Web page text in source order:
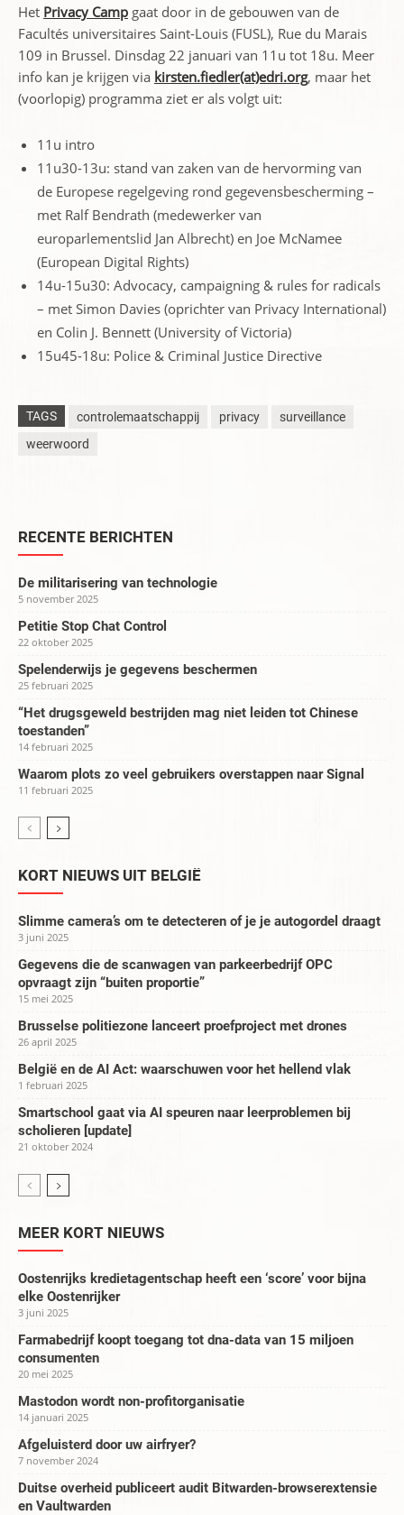
Het Privacy Camp gaat door in de gebouwen van de
Facultés universitaires Saint-Louis (FUSL), Rue du Marais
109 in Brussel. Dinsdag 22 januari van 11u tot 18u. Meer
info kan je krijgen via kirsten.fiedler(at)edri.org, maar het
(voorlopig) programma ziet er als volgt uit:
11u intro
11u30-13u: stand van zaken van de hervorming van
de Europese regelgeving rond gegevensbescherming –
met Ralf Bendrath (medewerker van
europarlementslid Jan Albrecht) en Joe McNamee
(European Digital Rights)
14u-15u30: Advocacy, campaigning & rules for radicals
– met Simon Davies (oprichter van Privacy International)
en Colin J. Bennett (University of Victoria)
15u45-18u: Police & Criminal Justice Directive
TAGS controlemaatschappij privacy
surveillance
weerwoord
RECENTE BERICHTEN
De militarisering van technologie
5 november 2025
Petitie Stop Chat Control
22 oktober 2025
Spelenderwijs je gegevens beschermen
25 februari 2025
“Het drugsgeweld bestrijden mag niet leiden tot Chinese
toestanden”
14 februari 2025
Waarom plots zo veel gebruikers overstappen naar Signal
11 februari 2025
KORT NIEUWS UIT BELGIË
Slimme camera’s om te detecteren of je je autogordel draagt
3 juni 2025
Gegevens die de scanwagen van parkeerbedrijf OPC
opvraagt zijn “buiten proportie”
15 mei 2025
Brusselse politiezone lanceert proefproject met drones
26 april 2025
België en de AI Act: waarschuwen voor het hellend vlak
1 februari 2025
Smartschool gaat via AI speuren naar leerproblemen bij
scholieren [update]
21 oktober 2024
MEER KORT NIEUWS
Oostenrijks kredietagentschap heeft een ‘score’ voor bijna
elke Oostenrijker
3 juni 2025
Farmabedrijf koopt toegang tot dna-data van 15 miljoen
consumenten
20 mei 2025
Mastodon wordt non-profitorganisatie
14 januari 2025
Afgeluisterd door uw airfryer?
7 november 2024
Duitse overheid publiceert audit Bitwarden-browserextensie
en Vaultwarden